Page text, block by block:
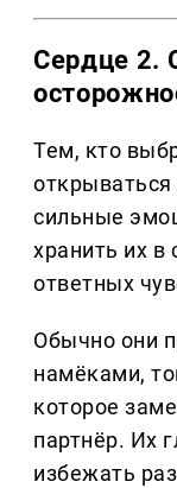
Сердце 2.
Тем, кто
сильные
хранить их в
ответных
Обычно они
намёками,
которое
партнёр. Их
избежать